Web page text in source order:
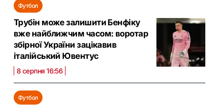
Футбол
Трубін може залишити Бенфіку
вже найближчим часом: воротар
збірної України зацікавив
італійський Ювентус
8 серпня 16:56
Футбол